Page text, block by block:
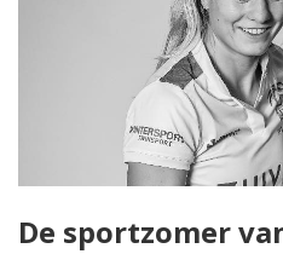
De sportzomer